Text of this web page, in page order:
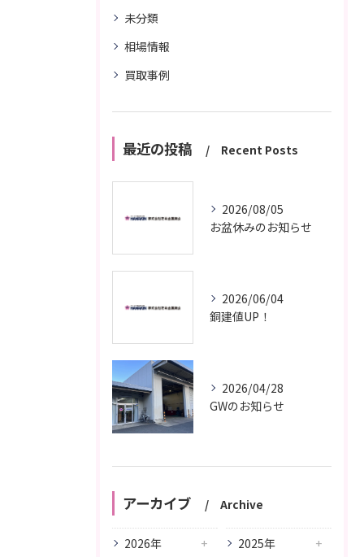
未分類
相場情報
買取事例
最近の投稿 Recent Posts
2026/08/05
お盆休みのお知らせ
2026/06/04
銅建値UP！
2026/04/28
GWのお知らせ
アーカイブ Archive
2026年 2025年